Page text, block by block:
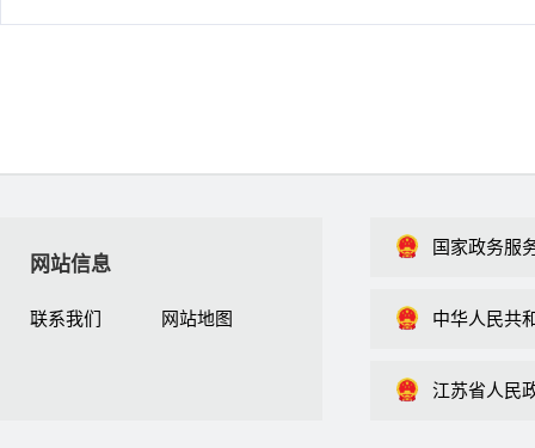
网站信息
联系我们 网站地图
国家政务服
中华人民共
江苏省人民